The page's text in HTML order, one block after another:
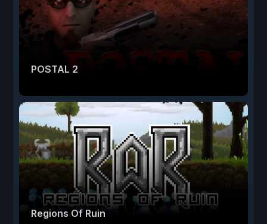
POSTAL 2
Regions Of Ruin